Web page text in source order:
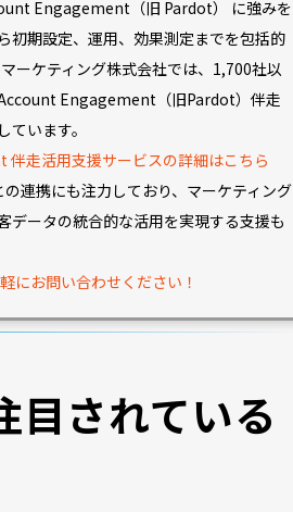
Engagement（旧 Pardot） に強みを
初期設定、運用、効果測定までを包括的
ーケティング株式会社では、1,700社以
Engagement（旧Pardot）伴走
います。
走活用支援サービスの詳細はこちら
連携にも注力しており、マーケティング
データの統合的な活用を実現する支援も
にお問い合わせください！
目されている